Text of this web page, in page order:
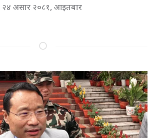
२४ असार २०८१, आइतबार